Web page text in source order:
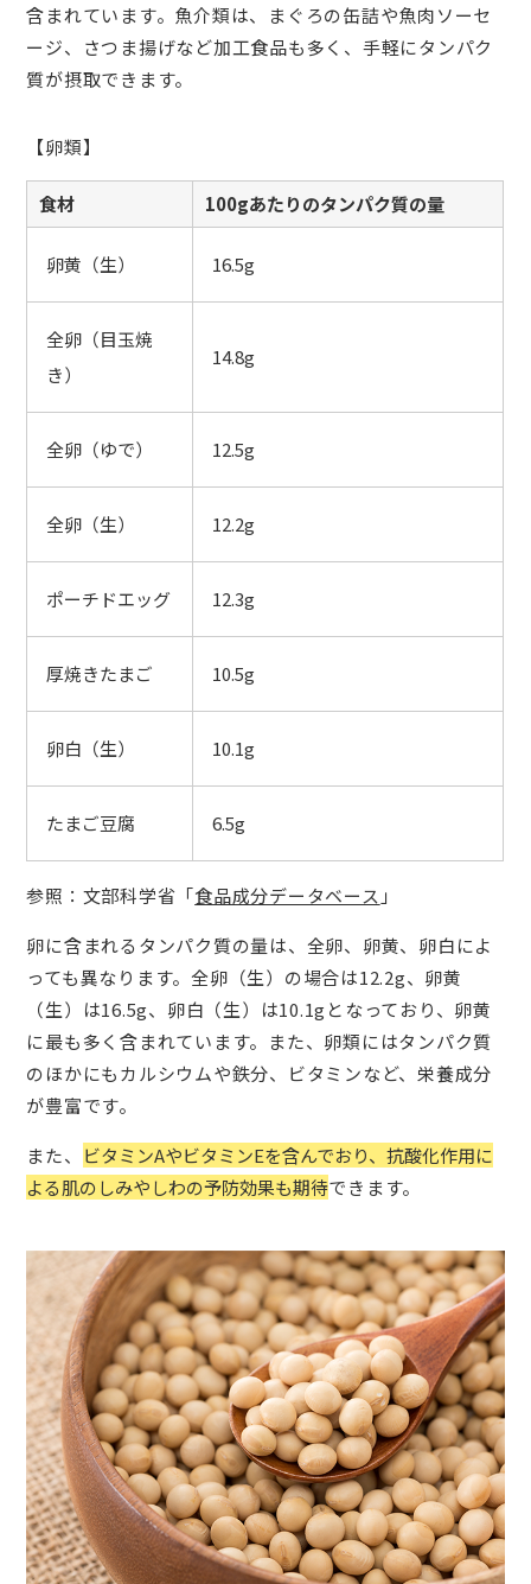
含まれています。魚介類は、まぐろの缶詰や魚肉ソーセ
ージ、さつま揚げなど加工食品も多く、手軽にタンパク
質が摂取できます。
【卵類】
食材 100gあたりのタンパク質の量
卵黄（生） 16.5g
全卵（目玉焼
き）
14.8g
全卵（ゆで） 12.5g
全卵（生） 12.2g
ポーチドエッグ 12.3g
厚焼きたまご 10.5g
卵白（生） 10.1g
たまご豆腐 6.5g
参照：文部科学省「食品成分データベース 」
卵に含まれるタンパク質の量は、全卵、卵黄、卵白によ
っても異なります。全卵（生）の場合は12.2g、卵黄
（生）は16.5g、卵白（生）は10.1gとなっており、卵黄
に最も多く含まれています。また、卵類にはタンパク質
のほかにもカルシウムや鉄分、ビタミンなど、栄養成分
が豊富です。
また、
ビタミンAやビタミンEを含んでおり、抗酸化作用に
よる肌のしみやしわの予防効果も期待できます。